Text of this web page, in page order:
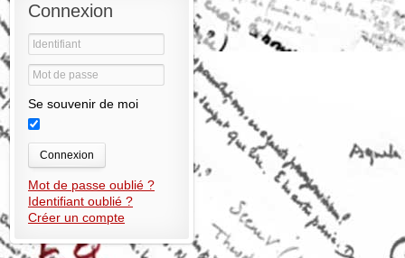
Connexion
Se souvenir de moi
Connexion
Mot de passe oublié ?
Identifiant oublié ?
Créer un compte